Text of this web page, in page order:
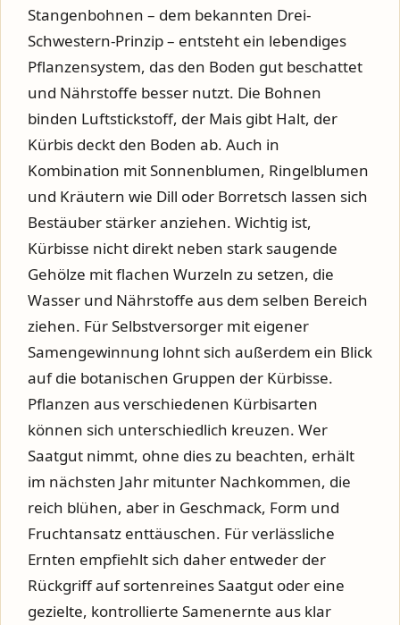
Stangenbohnen – dem bekannten Drei-
Schwestern-Prinzip – entsteht ein lebendiges
Pflanzensystem, das den Boden gut beschattet
und Nährstoffe besser nutzt. Die Bohnen
binden Luftstickstoff, der Mais gibt Halt, der
Kürbis deckt den Boden ab. Auch in
Kombination mit Sonnenblumen, Ringelblumen
und Kräutern wie Dill oder Borretsch lassen sich
Bestäuber stärker anziehen. Wichtig ist,
Kürbisse nicht direkt neben stark saugende
Gehölze mit flachen Wurzeln zu setzen, die
Wasser und Nährstoffe aus dem selben Bereich
ziehen. Für Selbstversorger mit eigener
Samengewinnung lohnt sich außerdem ein Blick
auf die botanischen Gruppen der Kürbisse.
Pflanzen aus verschiedenen Kürbisarten
können sich unterschiedlich kreuzen. Wer
Saatgut nimmt, ohne dies zu beachten, erhält
im nächsten Jahr mitunter Nachkommen, die
reich blühen, aber in Geschmack, Form und
Fruchtansatz enttäuschen. Für verlässliche
Ernten empfiehlt sich daher entweder der
Rückgriff auf sortenreines Saatgut oder eine
gezielte, kontrollierte Samenernte aus klar